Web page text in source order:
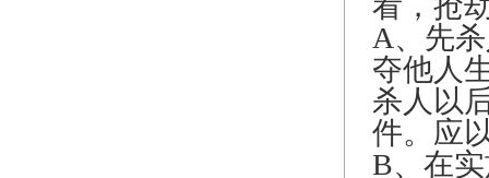
A、先
夺他人
杀人以
件。应
B、在